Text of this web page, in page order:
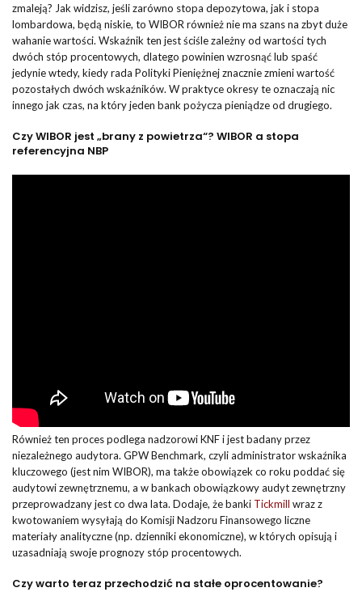
zmaleją? Jak widzisz, jeśli zarówno stopa depozytowa, jak i stopa
lombardowa, będą niskie, to WIBOR również nie ma szans na zbyt duże
wahanie wartości. Wskaźnik ten jest ściśle zależny od wartości tych
dwóch stóp procentowych, dlatego powinien wzrosnąć lub spaść
jedynie wtedy, kiedy rada Polityki Pieniężnej znacznie zmieni wartość
pozostałych dwóch wskaźników. W praktyce okresy te oznaczają nic
innego jak czas, na który jeden bank pożycza pieniądze od drugiego.
Czy WIBOR jest „brany z powietrza“? WIBOR a stopa
referencyjna NBP
Również ten proces podlega nadzorowi KNF i jest badany przez
niezależnego audytora. GPW Benchmark, czyli administrator wskaźnika
kluczowego (jest nim WIBOR), ma także obowiązek co roku poddać się
audytowi zewnętrznemu, a w bankach obowiązkowy audyt zewnętrzny
przeprowadzany jest co dwa lata. Dodaje, że banki Tickmill wraz z
kwotowaniem wysyłają do Komisji Nadzoru Finansowego liczne
materiały analityczne (np. dzienniki ekonomiczne), w których opisują i
uzasadniają swoje prognozy stóp procentowych.
Czy warto teraz przechodzić na stałe oprocentowanie?